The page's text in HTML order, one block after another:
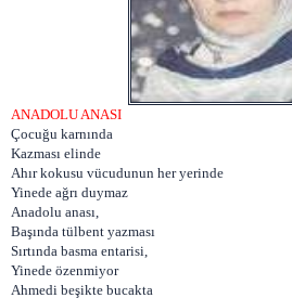
ANADOLU ANASI
Çocuğu karnında
Kazması elinde
Ahır kokusu vücudunun her yerinde
Yinede ağrı duymaz
Anadolu anası,
Başında tülbent yazması
Sırtında basma entarisi,
Yinede özenmiyor
Ahmedi beşikte bucakta